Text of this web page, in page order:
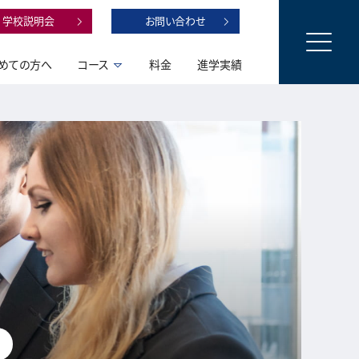
学校説明会 お問い合わせ
ての方へ コース 料金 進学実績